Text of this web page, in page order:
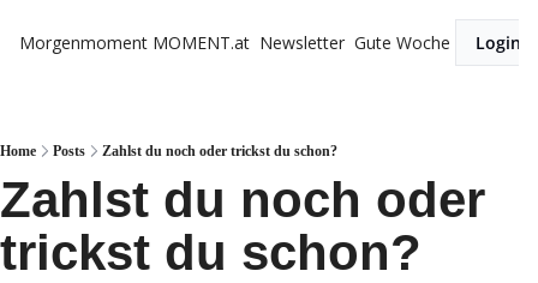
Morgenmoment MOMENT.at Newsletter Gute Woche Login
Home Posts Zahlst du noch oder trickst du schon?
Zahlst du noch oder
trickst du schon?